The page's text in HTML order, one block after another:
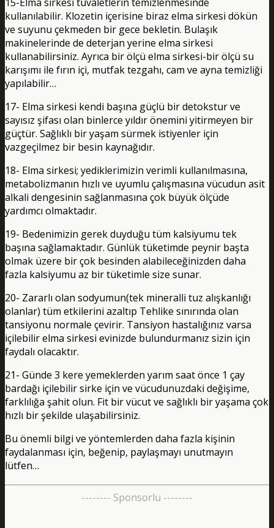
kullanılabilir. Klozetin içerisine biraz elma sirkesi dökün
ve suyunu çekmeden bir gece bekletin. Bulaşık
makinelerinde de deterjan yerine elma sirkesi
kullanabilirsiniz. Ayrıca bir ölçü elma sirkesi-bir ölçü su
karışımı ile fırın içi, mutfak tezgahı, cam ve ayna temizliği
yapılabilir…
17- Elma sirkesi kendi başına güçlü bir detokstur ve
sayısız şifası olan binlerce yıldır önemini yitirmeyen bir
güçtür. Sağlıklı bir yaşam sürmek istiyenler için
vazgeçilmez bir besin kaynağıdır.
18- Elma sirkesi; yediklerimizin verimli kullanılmasına,
metabolizmanın hızlı ve uyumlu çalışmasına vücudun asit
alkali dengesinin sağlanmasına çok büyük ölçüde
yardımcı olmaktadır.
19- Bedenimizin gerek duyduğu tüm kalsiyumu tek
başına sağlamaktadır. Günlük tüketimde peynir başta
olmak üzere bir çok besinden alabileceğinizden daha
fazla kalsiyumu az bir tüketimle size sunar.
20- Zararlı olan sodyumun(tek mineralli tuz alışkanlığı
olanlar) tüm etkilerini azaltıp Tehlike sınırında olan
tansiyonu normale çevirir. Tansiyon hastalığınız varsa
içilebilir elma sirkesi evinizde bulundurmanız sizin için
faydalı olacaktır.
21- Günde 3 kere yemeklerden yarım saat önce 1 çay
bardağı içilebilir sirke için ve vücudunuzdaki değişime,
farklılığa şahit olun. Fit bir vücut ve sağlıklı bir yaşama çok
hızlı bir şekilde ulaşabilirsiniz.
Bu önemli bilgi ve yöntemlerden daha fazla kişinin
faydalanması için, beğenip, paylaşmayı unutmayın
lütfen…
-------- Sponsorlu --------